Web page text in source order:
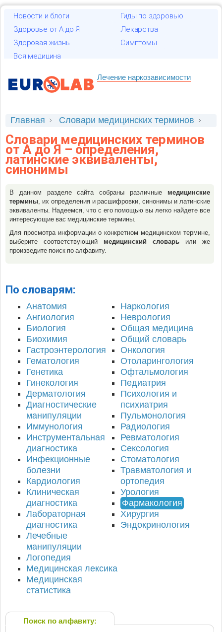
Новости и блоги
Гиды по здоровью
Здоровье от А до Я
Лекарства
Здоровая жизнь
Симптомы
Вся медицина
Лечение наркозависимости
Главная
Словари медицинских терминов
Фармакология
Словари медицинских терминов
от А до Я – определения,
латинские эквиваленты,
синонимы
В данном разделе сайта собраны различные медицинские
термины, их определения и расшифровки, синонимы и латинские
эквиваленты. Надеемся, что с его помощью вы легко найдете все
интересующие вас медицинские термины.
Для просмотра информации о конкретном медицинском термине,
выберите соответствующий медицинский словарь или же
произведите поиск по алфавиту.
По словарям:
Анатомия
Ангиология
Биология
Биохимия
Гастроэнтерология
Гематология
Генетика
Гинекология
Дерматология
Диагностические
манипуляции
Иммунология
Инструментальная
диагностика
Инфекционные
болезни
Кардиология
Клиническая
диагностика
Лабораторная
диагностика
Лечебные
манипуляции
Логопедия
Медицинская лексика
Медицинская
статистика
Наркология
Неврология
Общая медицина
Общий словарь
Онкология
Отоларингология
Офтальмология
Педиатрия
Психология и
психиатрия
Пульмонология
Радиология
Ревматология
Сексология
Стоматология
Травматология и
ортопедия
Урология
Фармакология
Хирургия
Эндокринология
Поиск по алфавиту: